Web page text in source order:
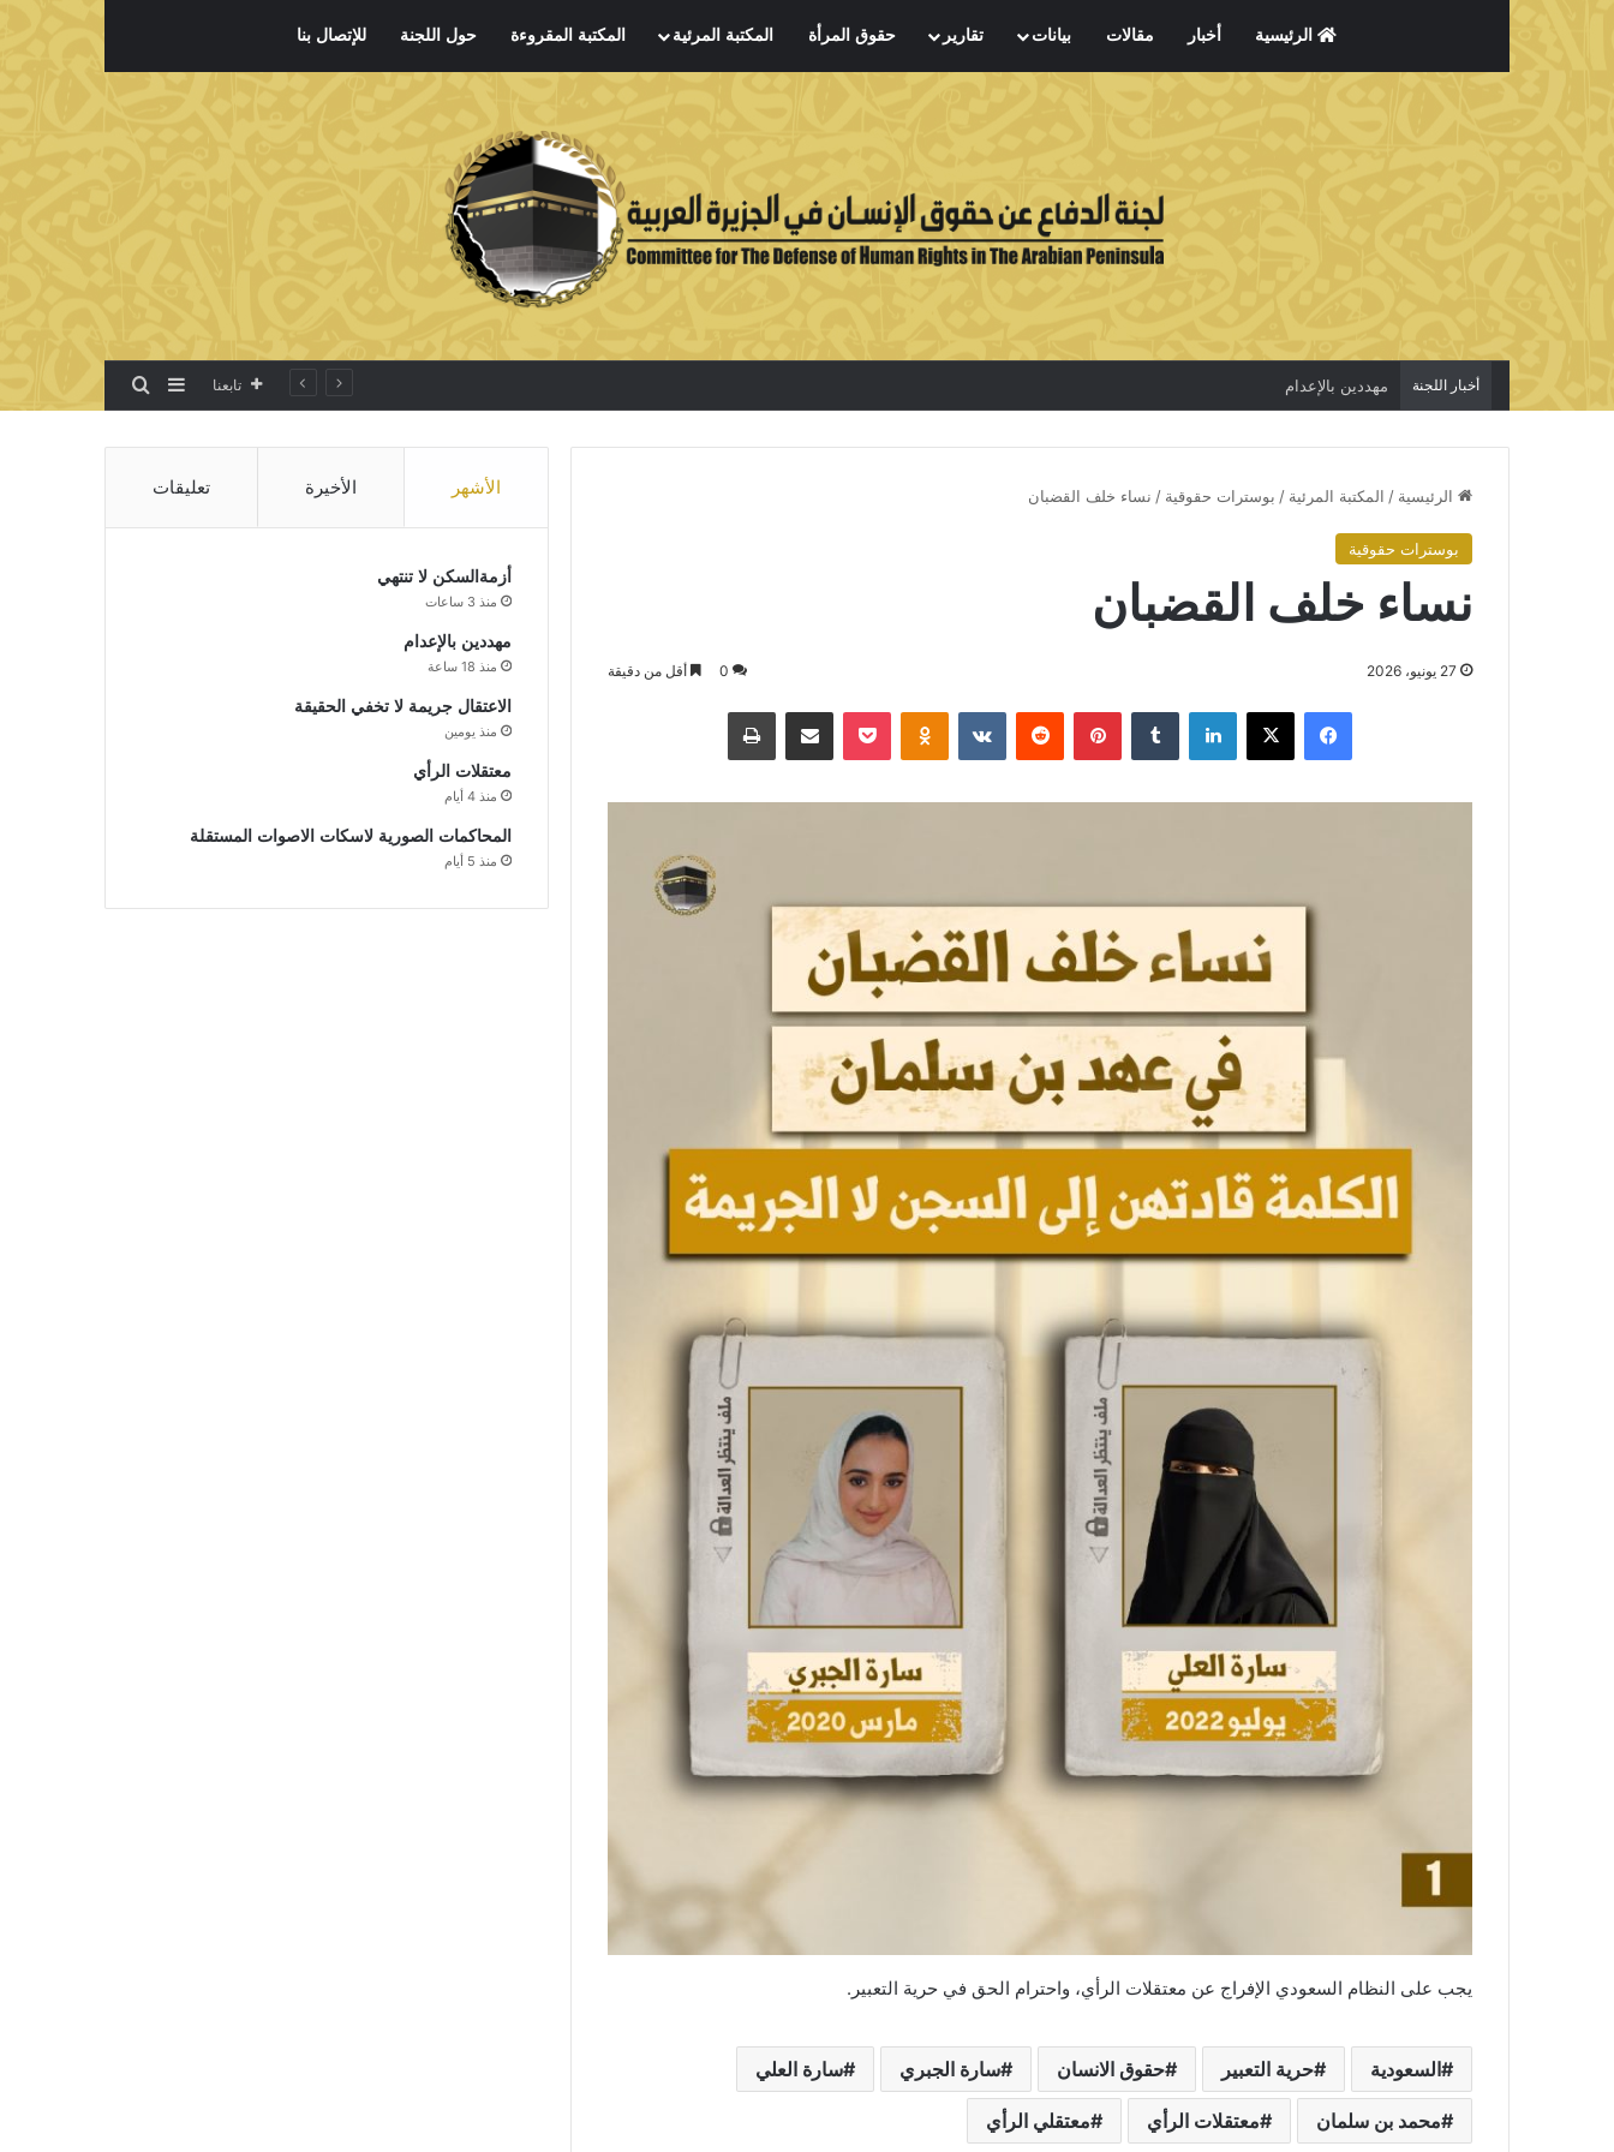
الرئيسية أخبار مقالات بيانات تقارير حقوق المرأة المكتبة المرئية المكتبة المقروءة حول اللجنة للإتصال بنا
أخبار اللجنة مهددين بالإعدام تابعنا إضافة عمود جانبي
بحث عن
الرئيسية / المكتبة المرئية / بوسترات حقوقية / نساء خلف القضبان
بوسترات حقوقية
نساء خلف القضبان
27 يونيو، 2026 0 أقل من دقيقة
فيسبوك X لينكدإن بينتيريست Odnoklassniki
بوكيت مشاركة عبر البريد طباعة
يجب على النظام السعودي الإفراج عن معتقلات الرأي، واحترام الحق في حرية التعبير.
السعودية حرية التعبير حقوق الانسان سارة الجبري سارة العلي
محمد بن سلمان معتقلات الرأي معتقلي الرأي
الأشهر الأخيرة تعليقات
أزمةالسكن لا تنتهي
منذ 3 ساعات
مهددين بالإعدام
منذ 18 ساعة
الاعتقال جريمة لا تخفي الحقيقة
منذ يومين
معتقلات الرأي
منذ 4 أيام
المحاكمات الصورية لاسكات الاصوات المستقلة
منذ 5 أيام